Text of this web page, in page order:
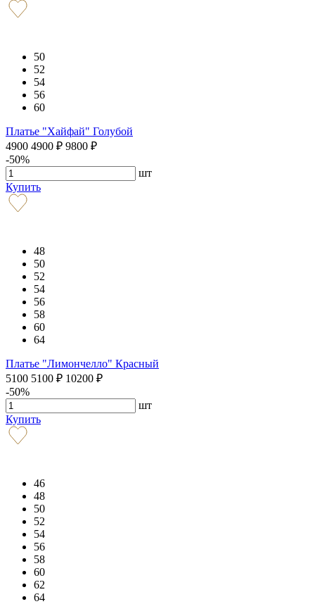
50
52
54
56
60
Платье "Хайфай" Голубой
4900 4900 ₽ 9800 ₽
-50%
шт
Купить
48
50
52
54
56
58
60
64
Платье "Лимончелло" Красный
5100 5100 ₽ 10200 ₽
-50%
шт
Купить
46
48
50
52
54
56
58
60
62
64